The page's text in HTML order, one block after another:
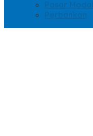
Pasar Modal
Perbankan